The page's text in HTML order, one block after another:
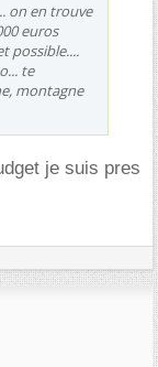
on en trouve
euros
possible....
te
montagne
je suis pres